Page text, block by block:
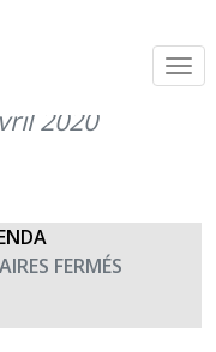
(5 avril
2020
FERMÉS
À